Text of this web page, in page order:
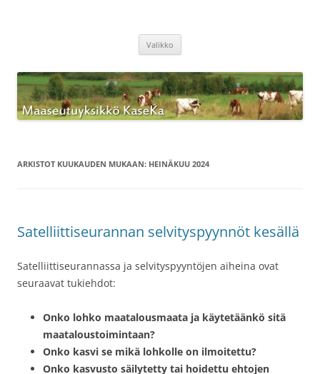
Valikko
ARKISTOT KUUKAUDEN MUKAAN: HEINÄKUU 2024
Satelliittiseurannan selvityspyynnöt kesällä
Satelliittiseurannassa ja selvityspyyntöjen aiheina ovat
seuraavat tukiehdot:
Onko lohko maatalousmaata ja käytetäänkö sitä
maataloustoimintaan?
Onko kasvi se mikä lohkolle on ilmoitettu?
Onko kasvusto säilytetty tai hoidettu ehtojen